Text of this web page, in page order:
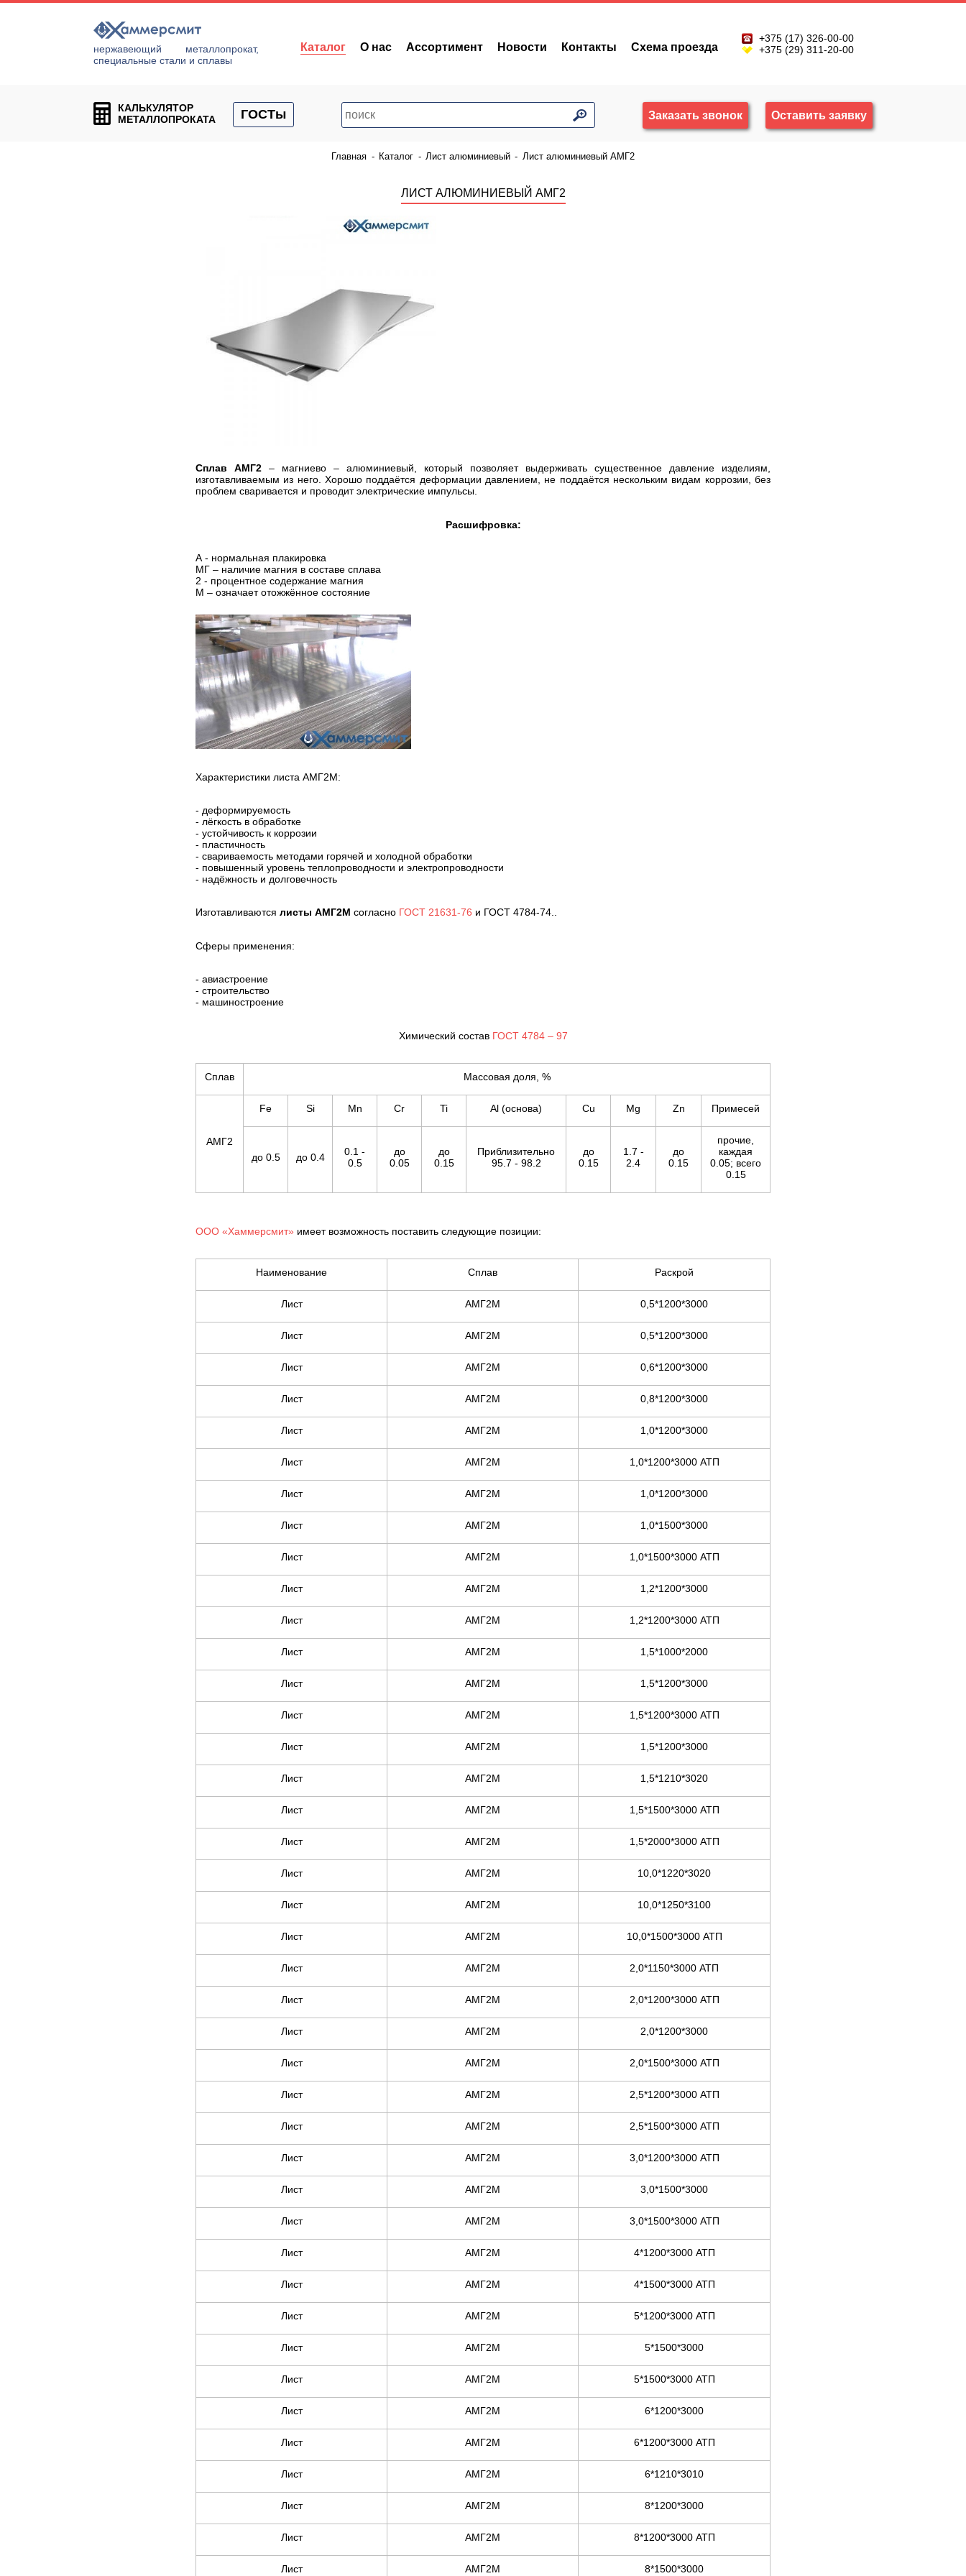
нержавеющий металлопрокат,
специальные стали и сплавы
Каталог О нас Ассортимент Новости Контакты Схема проезда
+375 (17) 326-00-00
+375 (29) 311-20-00
КАЛЬКУЛЯТОР
МЕТАЛЛОПРОКАТА
ГОСТы Заказать звонок Оставить заявку
Главная - Каталог - Лист алюминиевый - Лист алюминиевый АМГ2
ЛИСТ АЛЮМИНИЕВЫЙ АМГ2
Сплав АМГ2 – магниево – алюминиевый, который позволяет выдерживать существенное давление изделиям,
изготавливаемым из него. Хорошо поддаётся деформации давлением, не поддаётся нескольким видам коррозии, без
проблем сваривается и проводит электрические импульсы.
Расшифровка:
А - нормальная плакировка
МГ – наличие магния в составе сплава
2 - процентное содержание магния
М – означает отожжённое состояние
Характеристики листа АМГ2М:
- деформируемость
- лёгкость в обработке
- устойчивость к коррозии
- пластичность
- свариваемость методами горячей и холодной обработки
- повышенный уровень теплопроводности и электропроводности
- надёжность и долговечность
Изготавливаются листы АМГ2М согласно ГОСТ 21631-76 и ГОСТ 4784-74..
Сферы применения:
- авиастроение
- строительство
- машиностроение
Химический состав ГОСТ 4784 – 97
Сплав Массовая доля, %
АМГ2
Fe Si Mn Cr Ti Al (основа) Cu Mg Zn Примесей
до 0.5 до 0.4
0.1 -
0.5
до
0.05
до
0.15
Приблизительно
95.7 - 98.2
до
0.15
1.7 -
2.4
до
0.15
прочие,
каждая
0.05; всего
0.15
ООО «Хаммерсмит» имеет возможность поставить следующие позиции:
Наименование Сплав Раскрой
Лист АМГ2М 0,5*1200*3000
Лист АМГ2М 0,5*1200*3000
Лист АМГ2М 0,6*1200*3000
Лист АМГ2М 0,8*1200*3000
Лист АМГ2М 1,0*1200*3000
Лист АМГ2М 1,0*1200*3000 АТП
Лист АМГ2М 1,0*1200*3000
Лист АМГ2М 1,0*1500*3000
Лист АМГ2М 1,0*1500*3000 АТП
Лист АМГ2М 1,2*1200*3000
Лист АМГ2М 1,2*1200*3000 АТП
Лист АМГ2М 1,5*1000*2000
Лист АМГ2М 1,5*1200*3000
Лист АМГ2М 1,5*1200*3000 АТП
Лист АМГ2М 1,5*1200*3000
Лист АМГ2М 1,5*1210*3020
Лист АМГ2М 1,5*1500*3000 АТП
Лист АМГ2М 1,5*2000*3000 АТП
Лист АМГ2М 10,0*1220*3020
Лист АМГ2М 10,0*1250*3100
Лист АМГ2М 10,0*1500*3000 АТП
Лист АМГ2М 2,0*1150*3000 АТП
Лист АМГ2М 2,0*1200*3000 АТП
Лист АМГ2М 2,0*1200*3000
Лист АМГ2М 2,0*1500*3000 АТП
Лист АМГ2М 2,5*1200*3000 АТП
Лист АМГ2М 2,5*1500*3000 АТП
Лист АМГ2М 3,0*1200*3000 АТП
Лист АМГ2М 3,0*1500*3000
Лист АМГ2М 3,0*1500*3000 АТП
Лист АМГ2М 4*1200*3000 АТП
Лист АМГ2М 4*1500*3000 АТП
Лист АМГ2М 5*1200*3000 АТП
Лист АМГ2М 5*1500*3000
Лист АМГ2М 5*1500*3000 АТП
Лист АМГ2М 6*1200*3000
Лист АМГ2М 6*1200*3000 АТП
Лист АМГ2М 6*1210*3010
Лист АМГ2М 8*1200*3000
Лист АМГ2М 8*1200*3000 АТП
Лист АМГ2М 8*1500*3000